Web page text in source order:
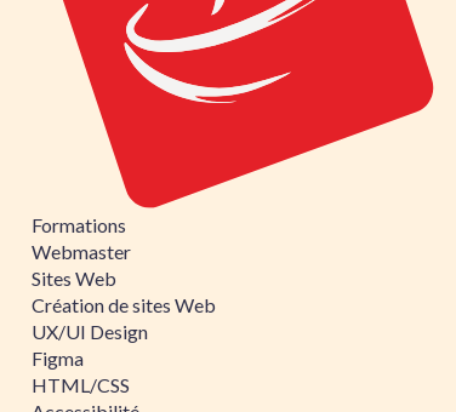
Formations
Webmaster
Sites Web
Création de sites Web
UX/UI Design
Figma
HTML/CSS